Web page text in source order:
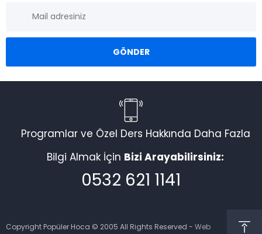
Programlar ve Özel Ders Hakkında Daha Fazla
Bilgi Almak İçin Bizi Arayabilirsiniz:
0532 621 1141
Copyright Popüler Hoca © 2005 All Rights Reserved - Web